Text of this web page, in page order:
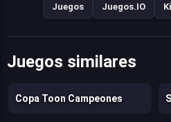
Juegos Juegos.IO
Juegos similares
Copa Toon Campeones